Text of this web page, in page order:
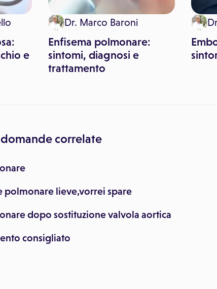
e
Dr. Marco Baroni
Enfisema polmonare:
sintomi, diagnosi e
trattamento
correlate
polmonare lieve,vorrei spare
dopo sostituzione valvola aortica
consigliato